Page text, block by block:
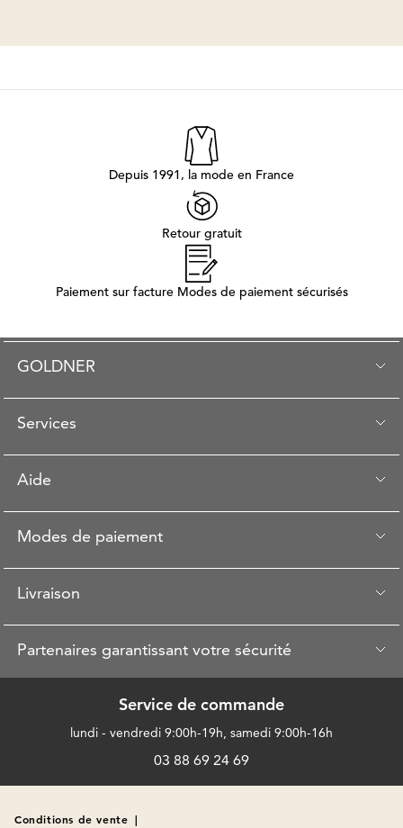
Depuis 1991, la mode en France
Retour gratuit
Paiement sur facture Modes de paiement sécurisés
GOLDNER
Services
Aide
Modes de paiement
Livraison
Partenaires garantissant votre sécurité
Service de commande
lundi - vendredi 9:00h-19h, samedi 9:00h-16h
03 88 69 24 69
Conditions de vente |